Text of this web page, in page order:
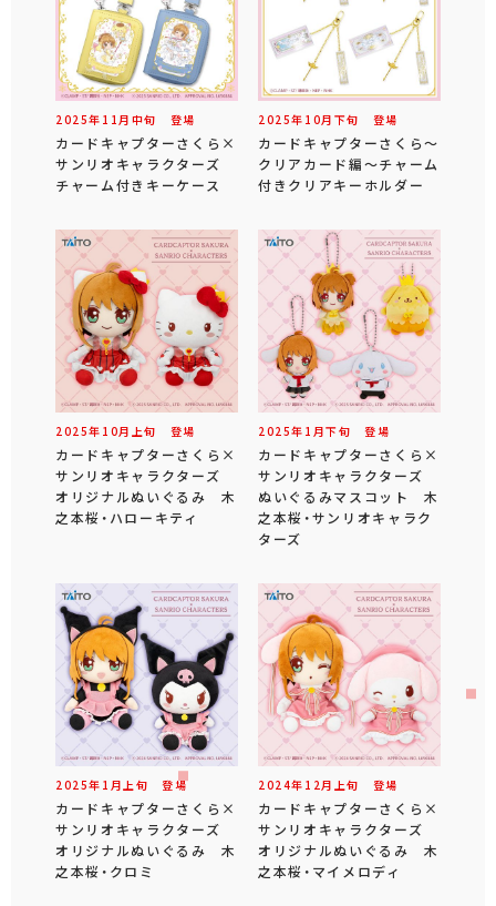
2025年 11 月 中旬 登場
カードキャプターさくら×
サンリオキャラクターズ
チャーム付きキーケース
2025年 10月 下旬 登場
カードキャプターさくら～
クリアカード編～チャーム
付きクリアキーホルダー
2025年 10月 上旬 登場
カードキャプターさくら×
サンリオキャラクターズ
オリジナルぬいぐるみ 木
之本桜・ハローキティ
2025年 1 月下旬 登場
カードキャプターさくら×
サンリオキャラクターズ
ぬいぐるみマスコット 木
之本桜・サンリオキャラク
ターズ
2025年 1 月 上旬 登場
カードキャプターさくら×
サンリオキャラクターズ
オリジナルぬいぐるみ 木
之本桜・クロミ
2024年 12 月 上旬 登場
カードキャプターさくら×
サンリオキャラクターズ
オリジナルぬいぐるみ 木
之本桜・マイメロディ